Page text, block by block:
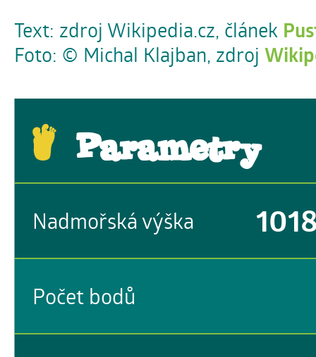
Text: zdroj Wikipedia.cz, článek
Foto: © Michal Klajban, zdroj
Parametry
Nadmořská výška
Počet bodů